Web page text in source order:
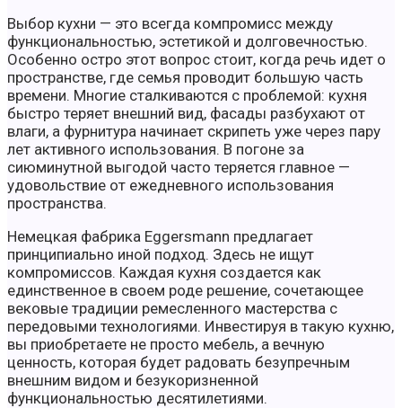
Выбор кухни — это всегда компромисс между
функциональностью, эстетикой и долговечностью.
Особенно остро этот вопрос стоит, когда речь идет о
пространстве, где семья проводит большую часть
времени. Многие сталкиваются с проблемой: кухня
быстро теряет внешний вид, фасады разбухают от
влаги, а фурнитура начинает скрипеть уже через пару
лет активного использования. В погоне за
сиюминутной выгодой часто теряется главное —
удовольствие от ежедневного использования
пространства.
Немецкая фабрика Eggersmann предлагает
принципиально иной подход. Здесь не ищут
компромиссов. Каждая кухня создается как
единственное в своем роде решение, сочетающее
вековые традиции ремесленного мастерства с
передовыми технологиями. Инвестируя в такую кухню,
вы приобретаете не просто мебель, а вечную
ценность, которая будет радовать безупречным
внешним видом и безукоризненной
функциональностью десятилетиями.